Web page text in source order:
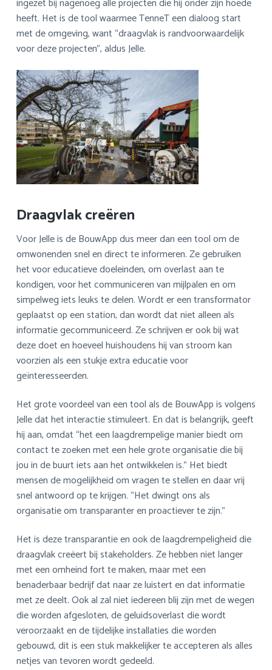
heeft. Het is de tool waarmee TenneT een dialoog start
met de omgeving, want “draagvlak is randvoorwaardelijk
voor deze projecten”, aldus Jelle.
Draagvlak creëren
Voor Jelle is de BouwApp dus meer dan een tool om de
omwonenden snel en direct te informeren. Ze gebruiken
het voor educatieve doeleinden, om overlast aan te
kondigen, voor het communiceren van mijlpalen en om
simpelweg iets leuks te delen. Wordt er een transformator
geplaatst op een station, dan wordt dat niet alleen als
informatie gecommuniceerd. Ze schrijven er ook bij wat
deze doet en hoeveel huishoudens hij van stroom kan
voorzien als een stukje extra educatie voor
geïnteresseerden.
Het grote voordeel van een tool als de BouwApp is volgens
Jelle dat het interactie stimuleert. En dat is belangrijk, geeft
hij aan, omdat “het een laagdrempelige manier biedt om
contact te zoeken met een hele grote organisatie die bij
jou in de buurt iets aan het ontwikkelen is.” Het biedt
mensen de mogelijkheid om vragen te stellen en daar vrij
snel antwoord op te krijgen. “Het dwingt ons als
organisatie om transparanter en proactiever te zijn.”
Het is deze transparantie en ook de laagdrempeligheid die
draagvlak creëert bij stakeholders. Ze hebben niet langer
met een omheind fort te maken, maar met een
benaderbaar bedrijf dat naar ze luistert en dat informatie
met ze deelt. Ook al zal niet iedereen blij zijn met de wegen
die worden afgesloten, de geluidsoverlast die wordt
veroorzaakt en de tijdelijke installaties die worden
gebouwd, dit is een stuk makkelijker te accepteren als alles
netjes van tevoren wordt gedeeld.